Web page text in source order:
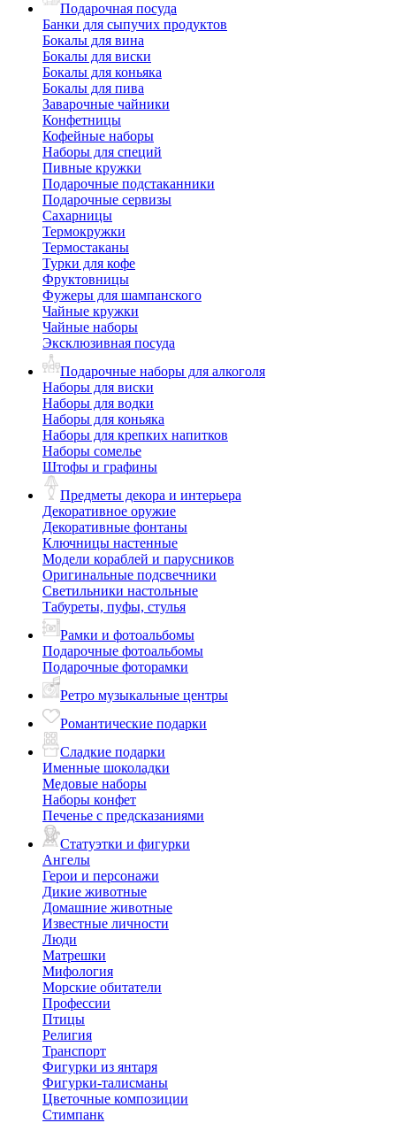
Подарочная посуда
Банки для сыпучих продуктов
Бокалы для вина
Бокалы для виски
Бокалы для коньяка
Бокалы для пива
Заварочные чайники
Конфетницы
Кофейные наборы
Наборы для специй
Пивные кружки
Подарочные подстаканники
Подарочные сервизы
Сахарницы
Термокружки
Термостаканы
Турки для кофе
Фруктовницы
Фужеры для шампанского
Чайные кружки
Чайные наборы
Эксклюзивная посуда
Подарочные наборы для алкоголя
Наборы для виски
Наборы для водки
Наборы для коньяка
Наборы для крепких напитков
Наборы сомелье
Штофы и графины
Предметы декора и интерьера
Декоративное оружие
Декоративные фонтаны
Ключницы настенные
Модели кораблей и парусников
Оригинальные подсвечники
Светильники настольные
Табуреты, пуфы, стулья
Рамки и фотоальбомы
Подарочные фотоальбомы
Подарочные фоторамки
Ретро музыкальные центры
Романтические подарки
Сладкие подарки
Именные шоколадки
Медовые наборы
Наборы конфет
Печенье с предсказаниями
Статуэтки и фигурки
Ангелы
Герои и персонажи
Дикие животные
Домашние животные
Известные личности
Люди
Матрешки
Мифология
Морские обитатели
Профессии
Птицы
Религия
Транспорт
Фигурки из янтаря
Фигурки-талисманы
Цветочные композиции
Стимпанк